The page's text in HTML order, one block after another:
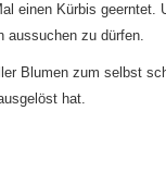
einen Kürbis geerntet.
aussuchen zu dürfen.
Blumen zum selbst
hat.